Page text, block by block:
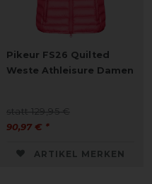
Pikeur FS26 Quilted
Weste Athleisure Damen
statt 129,95 €
90,97 € *
ARTIKEL MERKEN